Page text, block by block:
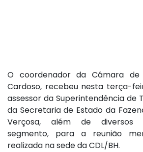
O coordenador da Câmara de
Cardoso, recebeu nesta terça-
assessor da Superintendência de
da Secretaria de Estado da
Verçosa, além de diversos
segmento, para a reunião
realizada na sede da CDL/BH.